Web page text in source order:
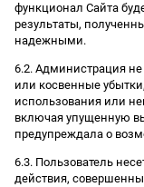
функционал Сайта
результаты,
надежными.
6.2. Администрация
или косвенные
использования или
включая упущенную
предупреждала о
6.3. Пользователь
действия,